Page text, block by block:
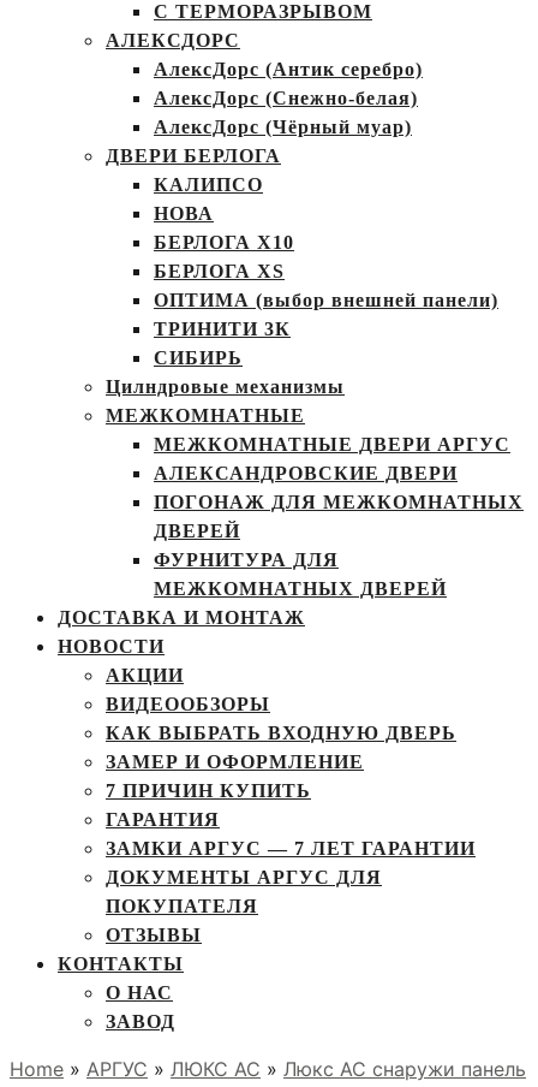
С ТЕРМОРАЗРЫВОМ
АЛЕКСДОРС
АлексДорс (Антик серебро)
АлексДорс (Снежно-белая)
АлексДорс (Чёрный муар)
ДВЕРИ БЕРЛОГА
КАЛИПСО
НОВА
БЕРЛОГА Х10
БЕРЛОГА XS
ОПТИМА (выбор внешней панели)
ТРИНИТИ 3К
СИБИРЬ
Цилндровые механизмы
МЕЖКОМНАТНЫЕ
МЕЖКОМНАТНЫЕ ДВЕРИ АРГУС
АЛЕКСАНДРОВСКИЕ ДВЕРИ
ПОГОНАЖ ДЛЯ МЕЖКОМНАТНЫХ
ДВЕРЕЙ
ФУРНИТУРА ДЛЯ
МЕЖКОМНАТНЫХ ДВЕРЕЙ
ДОСТАВКА И МОНТАЖ
НОВОСТИ
АКЦИИ
ВИДЕООБЗОРЫ
КАК ВЫБРАТЬ ВХОДНУЮ ДВЕРЬ
ЗАМЕР И ОФОРМЛЕНИЕ
7 ПРИЧИН КУПИТЬ
ГАРАНТИЯ
ЗАМКИ АРГУС — 7 ЛЕТ ГАРАНТИИ
ДОКУМЕНТЫ АРГУС ДЛЯ
ПОКУПАТЕЛЯ
ОТЗЫВЫ
КОНТАКТЫ
О НАС
ЗАВОД
Home » АРГУС » ЛЮКС АС » Люкс АС снаружи панель